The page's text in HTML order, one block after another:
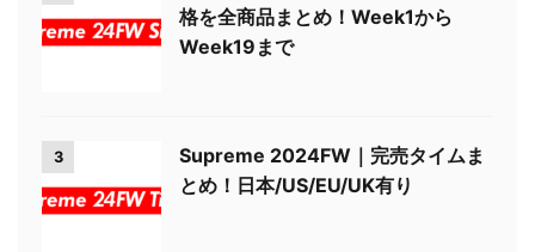
格を全商品まとめ！Week1から
Week19まで
3
Supreme 2024FW｜完売タイムま
とめ！日本/US/EU/UK有り